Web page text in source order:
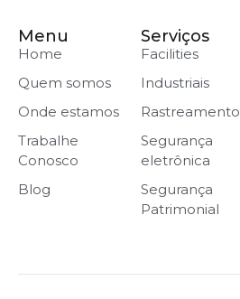
Menu
Home
Quem somos
Onde estamos
Trabalhe
Conosco
Blog
Serviços
Facilities
Industriais
Rastreamento
Segurança
eletrônica
Segurança
Patrimonial